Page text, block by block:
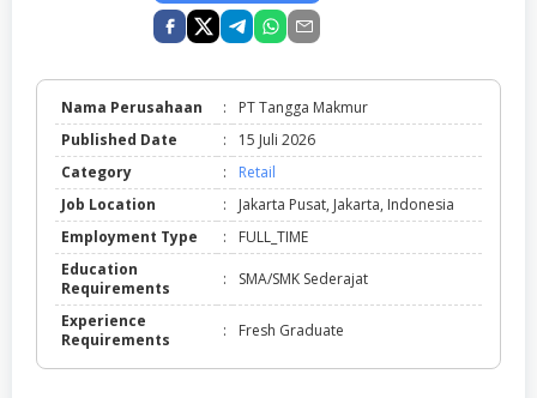
Nama Perusahaan :
PT Tangga Makmur
Published Date
:
15 Juli 2026
Category
:
Retail
Job Location
:
Jakarta Pusat, Jakarta, Indonesia
Employment Type
:
FULL_TIME
Education
Requirements
: SMA/SMK Sederajat
Experience
Requirements
: Fresh Graduate